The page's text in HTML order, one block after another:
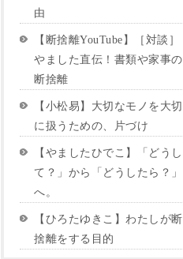
由
【断捨離YouTube】［対談］
やました直伝！書類や家事の
断捨離
【小松易】大切なモノを大切
に扱うための、片づけ
【やましたひでこ】「どうし
て？」から「どうしたら？」
へ。
【ひろたゆきこ】わたしが断
捨離をする目的